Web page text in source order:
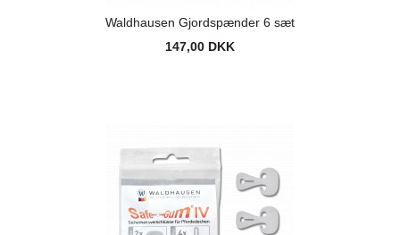
Waldhausen Gjordspænder 6 sæt
147,00 DKK